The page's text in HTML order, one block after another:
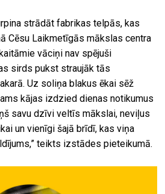
strādāt fabrikas telpās, kas
Cēsu Laikmetīgās mākslas centra
vāciņi nav spējuši
sirds pukst straujāk tās
Uz soliņa blakus ēkai sēž
kājas izdzied dienas notikumus
savu dzīvi veltīs mākslai, neviļus
un vienīgi šajā brīdī, kas viņa
teikts izstādes pieteikumā.